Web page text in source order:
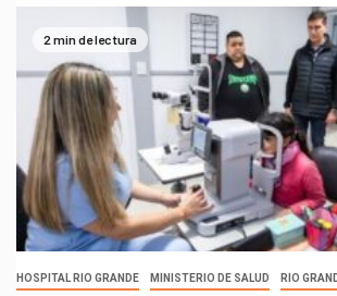
2 min de lectura
HOSPITAL RIO GRANDE MINISTERIO DE SALUD RIO